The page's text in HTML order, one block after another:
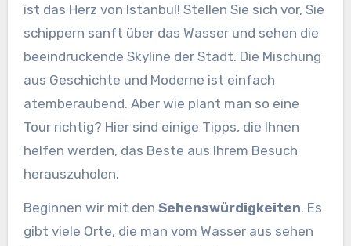
ist das Herz von Istanbul! Stellen Sie sich vor, Sie
schippern sanft über das Wasser und sehen die
beeindruckende Skyline der Stadt. Die Mischung
aus Geschichte und Moderne ist einfach
atemberaubend. Aber wie plant man so eine
Tour richtig? Hier sind einige Tipps, die Ihnen
helfen werden, das Beste aus Ihrem Besuch
herauszuholen.
Beginnen wir mit den Sehenswürdigkeiten. Es
gibt viele Orte, die man vom Wasser aus sehen